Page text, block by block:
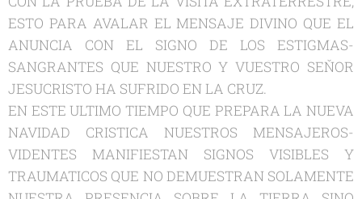
ESTO PARA AVALAR EL MENSAJE DIVINO QUE EL
ANUNCIA CON EL SIGNO DE LOS ESTIGMAS-
SANGRANTES QUE NUESTRO Y VUESTRO SEŇOR
JESUCRISTO HA SUFRIDO EN LA CRUZ.
EN ESTE ULTIMO TIEMPO QUE PREPARA LA NUEVA
NAVIDAD CRISTICA NUESTROS MENSAJEROS-
VIDENTES MANIFIESTAN SIGNOS VISIBLES Y
TRAUMATICOS QUE NO DEMUESTRAN SOLAMENTE